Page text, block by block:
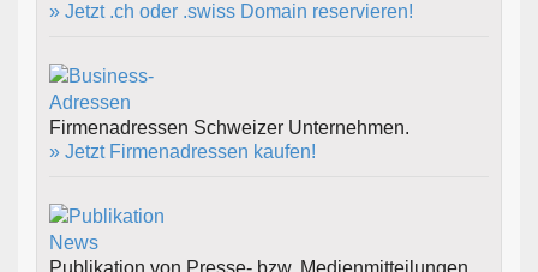
» Jetzt .ch oder .swiss Domain reservieren!
Firmenadressen Schweizer Unternehmen.
» Jetzt Firmenadressen kaufen!